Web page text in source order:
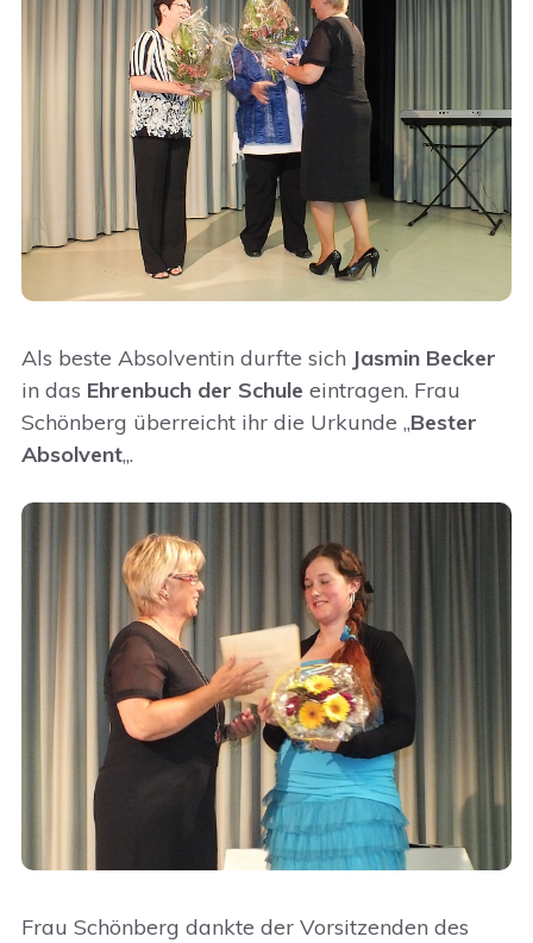
Als beste Absolventin durfte sichJasmin Becker
in das Ehrenbuch der Schule eintragen. Frau
Schönberg überreicht ihr die Urkunde „Bester
Absolvent„.
Frau Schönberg dankte der Vorsitzenden des